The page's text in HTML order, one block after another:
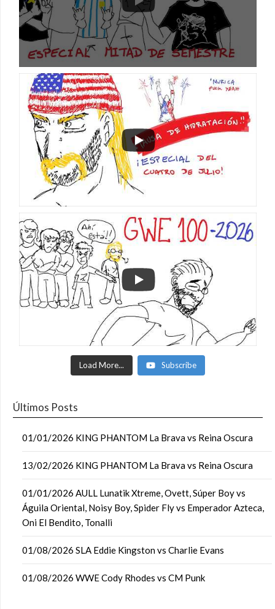
Load More... Subscribe
Últimos Posts
01/01/2026 KING PHANTOM La Brava vs Reina Oscura
13/02/2026 KING PHANTOM La Brava vs Reina Oscura
01/01/2026 AULL Lunatik Xtreme, Ovett, Súper Boy vs
Águila Oriental, Noisy Boy, Spider Fly vs Emperador Azteca,
Oni El Bendito, Tonalli
01/08/2026 SLA Eddie Kingston vs Charlie Evans
01/08/2026 WWE Cody Rhodes vs CM Punk